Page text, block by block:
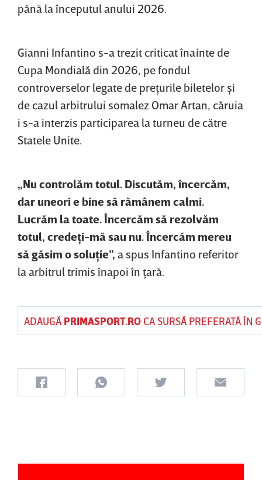
până la începutul anului 2026.
Gianni Infantino s-a trezit criticat înainte de
Cupa Mondială din 2026, pe fondul
controverselor legate de preţurile biletelor şi
de cazul arbitrului somalez Omar Artan, căruia
i s-a interzis participarea la turneu de către
Statele Unite.
„Nu controlăm totul. Discutăm, încercăm,
dar uneori e bine să rămânem calmi.
Lucrăm la toate. Încercăm să rezolvăm
totul, credeţi-mă sau nu. Încercăm mereu
să găsim o soluţie”, a spus Infantino referitor
la arbitrul trimis înapoi în ţară.
ADAUGĂ PRIMASPORT.ROCA SURSĂ PREFERATĂ ÎN